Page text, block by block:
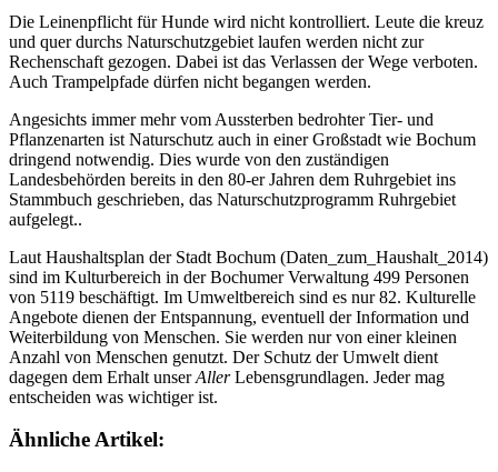
Die Leinenpflicht für Hunde wird nicht kontrolliert. Leute die kreuz
und quer durchs Naturschutzgebiet laufen werden nicht zur
Rechenschaft gezogen. Dabei ist das Verlassen der Wege verboten.
Auch Trampelpfade dürfen nicht begangen werden.
Angesichts immer mehr vom Aussterben bedrohter Tier- und
Pflanzenarten ist Naturschutz auch in einer Großstadt wie Bochum
dringend notwendig. Dies wurde von den zuständigen
Landesbehörden bereits in den 80-er Jahren dem Ruhrgebiet ins
Stammbuch geschrieben, das Naturschutzprogramm Ruhrgebiet
aufgelegt..
Laut Haushaltsplan der Stadt Bochum (Daten_zum_Haushalt_2014)
sind im Kulturbereich in der Bochumer Verwaltung 499 Personen
von 5119 beschäftigt. Im Umweltbereich sind es nur 82. Kulturelle
Angebote dienen der Entspannung, eventuell der Information und
Weiterbildung von Menschen. Sie werden nur von einer kleinen
Anzahl von Menschen genutzt. Der Schutz der Umwelt dient
dagegen dem Erhalt unserAllerLebensgrundlagen. Jeder mag
entscheiden was wichtiger ist.
Ähnliche Artikel: